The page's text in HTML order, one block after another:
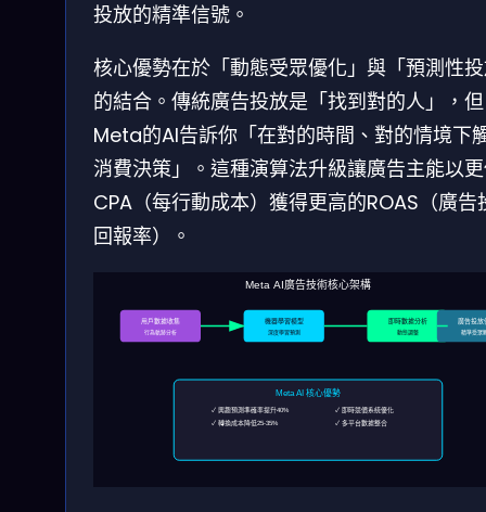
投放的精準信號。
核心優勢在於「動態受眾優化」與「預測性
的結合。傳統廣告投放是「找到對的人」，但
Meta的AI告訴你「在對的時間、對的情境下
消費決策」。這種演算法升級讓廣告主能以
CPA（每行動成本）獲得更高的ROAS（廣告
回報率）。
Meta AI廣告技術核心架構
用戶數據收集
行為軌跡分析
機器學習模型
深度學習預測
即時數據分析
動態調整
廣告投放
精準受眾
Meta AI 核心優勢
✓ 興趣預測準確率提升40%
✓ 轉換成本降低25-35%
✓ 即時競價系統優化
✓ 多平台數據整合